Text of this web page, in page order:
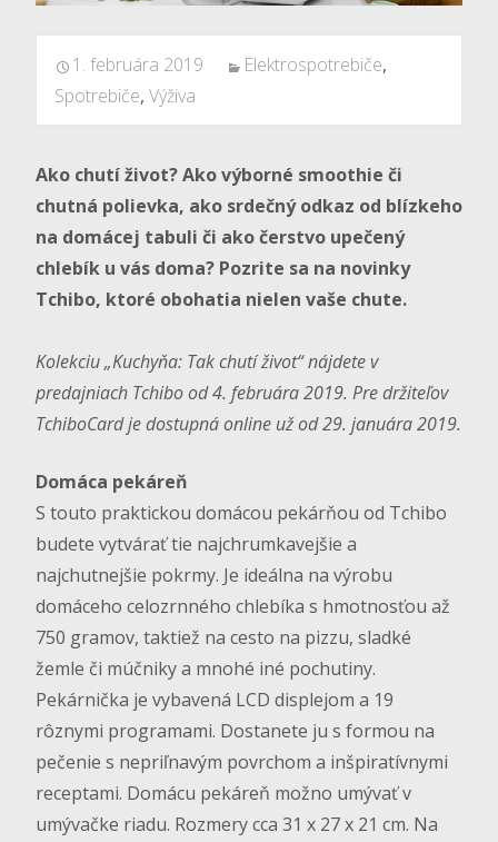
1. februára 2019 Elektrospotrebiče,
Spotrebiče, Výživa
Ako chutí život? Ako výborné smoothie či
chutná polievka, ako srdečný odkaz od blízkeho
na domácej tabuli či ako čerstvo upečený
chlebík u vás doma? Pozrite sa na novinky
Tchibo, ktoré obohatia nielen vaše chute.
Kolekciu „Kuchyňa: Tak chutí život“ nájdete v
predajniach Tchibo od 4. februára 2019. Pre držiteľov
TchiboCard je dostupná online už od 29. januára 2019.
Domáca pekáreň
S touto praktickou domácou pekárňou od Tchibo
budete vytvárať tie najchrumkavejšie a
najchutnejšie pokrmy. Je ideálna na výrobu
domáceho celozrnného chlebíka s hmotnosťou až
750 gramov, taktiež na cesto na pizzu, sladké
žemle či múčniky a mnohé iné pochutiny.
Pekárnička je vybavená LCD displejom a 19
rôznymi programami. Dostanete ju s formou na
pečenie s nepriľnavým povrchom a inšpiratívnymi
receptami. Domácu pekáreň možno umývať v
umývačke riadu. Rozmery cca 31 x 27 x 21 cm. Na